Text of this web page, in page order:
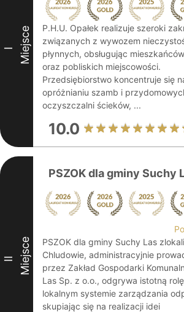
I Miejsce
P.H.U. Opałek realizuje szeroki
związanych z wywozem
płynnych, obsługując
oraz pobliskich miejscowości.
Przedsiębiorstwo koncentruje się
opróżnianiu szamb i
oczyszczalni ścieków, ...
10.0
II Miejsce
PSZOK dla gminy Suchy
PSZOK dla gminy Suchy Las
Chludowie, administracyjnie
przez Zakład Gospodarki
Las Sp. z o.o., odgrywa istotną
lokalnym systemie zarządzania
skupiając się na realizacji idei